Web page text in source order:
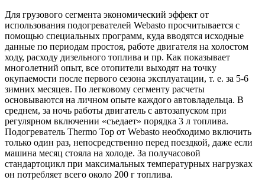
Для грузового сегмента экономический эффект от
использования подогревателей Webasto просчитывается с
помощью специальных программ, куда вводятся исходные
данные по периодам простоя, работе двигателя на холостом
ходу, расходу дизельного топлива и пр. Как показывает
многолетний опыт, все отопители выходят на точку
окупаемости после первого сезона эксплуатации, т. е. за 5-6
зимних месяцев. По легковому сегменту расчеты
основываются на личном опыте каждого автовладельца. В
среднем, за ночь работы двигатель с автозапуском при
регулярном включении «съедает» порядка 3 л топлива.
Подогреватель Thermo Top от Webasto необходимо включить
только один раз, непосредственно перед поездкой, даже если
машина месяц стояла на холоде. За получасовой
стандартоцикл при максимальных температурных нагрузках
он потребляет всего около 200 г топлива.